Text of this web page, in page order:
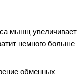
мышц увеличивает
немного больше
обменных